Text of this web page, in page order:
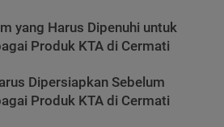
yang Harus Dipenuhi untuk
Produk KTA di Cermati
Dipersiapkan Sebelum
Produk KTA di Cermati